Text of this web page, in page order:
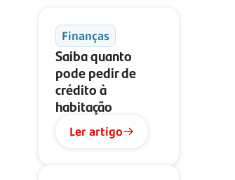
Finanças
Saiba quanto
pode pedir de
crédito à
habitação
Ler artigo